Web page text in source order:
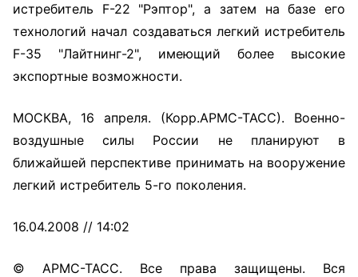
истребитель F-22 "Рэптор", а затем на базе его
технологий начал создаваться легкий истребитель
F-35 "Лайтнинг-2", имеющий более высокие
экспортные возможности.
МОСКВА, 16 апреля. (Корр.АРМС-ТАСС). Военно-
воздушные силы России не планируют в
ближайшей перспективе принимать на вооружение
легкий истребитель 5-го поколения.
16.04.2008 // 14:02
© АРМС-ТАСС. Все права защищены. Вся